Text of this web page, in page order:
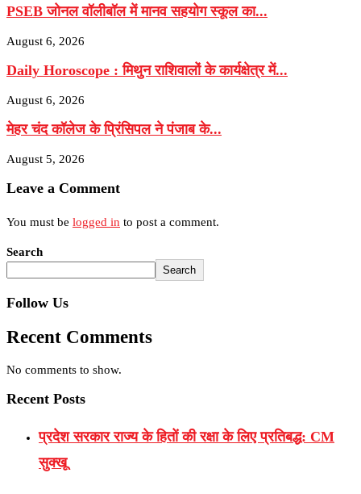
PSEB जोनल वॉलीबॉल में मानव सहयोग स्कूल का...
August 6, 2026
Daily Horoscope : मिथुन राशिवालों के कार्यक्षेत्र में...
August 6, 2026
मेहर चंद कॉलेज के प्रिंसिपल ने पंजाब के...
August 5, 2026
Leave a Comment
You must be logged in to post a comment.
Search
Search
Follow Us
Recent Comments
No comments to show.
Recent Posts
प्रदेश सरकार राज्य के हितों की रक्षा के लिए प्रतिबद्ध: CM
सुक्खू